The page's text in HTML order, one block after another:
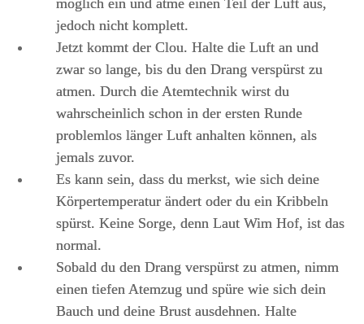
möglich ein und atme einen Teil der Luft aus,
jedoch nicht komplett.
Jetzt kommt der Clou. Halte die Luft an und
zwar so lange, bis du den Drang verspürst zu
atmen. Durch die Atemtechnik wirst du
wahrscheinlich schon in der ersten Runde
problemlos länger Luft anhalten können, als
jemals zuvor.
Es kann sein, dass du merkst, wie sich deine
Körpertemperatur ändert oder du ein Kribbeln
spürst. Keine Sorge, denn Laut Wim Hof, ist das
normal.
Sobald du den Drang verspürst zu atmen, nimm
einen tiefen Atemzug und spüre wie sich dein
Bauch und deine Brust ausdehnen. Halte